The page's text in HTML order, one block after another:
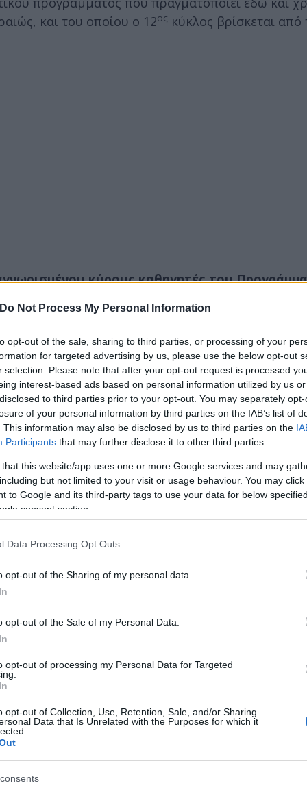
Do Not Process My Personal Information
opt-out of the sale, sharing to third parties, or processing of your
for targeted advertising by us, please use the below opt-out
selection. Please note that after your opt-out request is processed
interest-based ads based on personal information utilized by us
to third parties prior to your opt-out. You may separately
of your personal information by third parties on the IAB’s list of
This information may also be disclosed by us to third parties on the
Participants that may further disclose it to other third parties.
that this website/app uses one or more Google services and may
but not limited to your visit or usage behaviour. You may
to Google and its third-party tags to use your data for below
consent section.
Data Processing Opt Outs
opt-out of the Sharing of my personal data.
opt-out of the Sale of my Personal Data.
opt-out of processing my Personal Data for Targeted
opt-out of Collection, Use, Retention, Sale, and/or Sharing
Data that Is Unrelated with the Purposes for which it
και του οποίου ο 12ος κύκλος βρίσκεται από
κύρους καθηγητές του
τους και να αντιμετωπίσουν αποτελεσματικά
περιβάλλον.
συνολικής διάρκειας 16 ωρών, οι οποίες
Θεσσαλονίκημέσα σε ένα διήμερο του κάθε
ενότητες θα υλοποιηθούν τονΣεπτέμβριοκαι
τα εξής γνωστικά πεδία:
(Business Plans)
και πριν την έναρξη της επόμενης, οι